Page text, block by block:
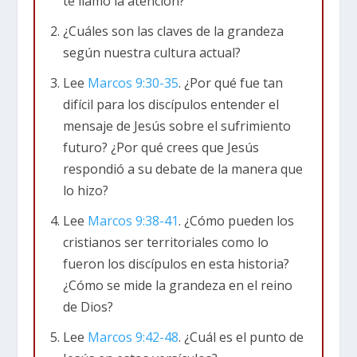
victorias, el mayor contrato, la fama, etc. En el
mundo de los negocios, la grandeza se mide por
el dinero ganado, los títulos, etc. Por el
basa en la humildad. Esto lo veremos en esta
lección.
Marcos 9:30-32 (NTV) Saliendo de esa región,
viajaron por Galilea. Jesús no quería que nadie
supiera que él estaba allí, porque deseaba pasar
más tiempo con sus discípulos y enseñarles. Les
dijo: «El Hijo del Hombre será traicionado y
entregado en manos de sus enemigos. Lo
matarán, pero tres días después se levantará de
los muertos». Ellos no entendieron lo que quería
decir, sin embargo, tenían miedo de preguntarle.
¿Cuáles son las claves de la grandeza
según nuestra cultura actual?
Lee Marcos 9:30-35. ¿Por qué fue tan
difícil para los discípulos entender el
mensaje de Jesús sobre el sufrimiento
futuro? ¿Por qué crees que Jesús
respondió a su debate de la manera que
lo hizo?
Lee Marcos 9:38-41. ¿Cómo pueden los
cristianos ser territoriales como lo
fueron los discípulos en esta historia?
¿Cómo se mide la grandeza en el reino
de Dios?
Lee Marcos 9:42-48. ¿Cuál es el punto de